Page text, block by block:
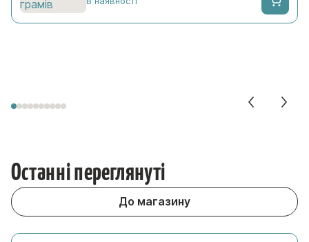
до 1,340грн
Останні переглянуті
До магазину